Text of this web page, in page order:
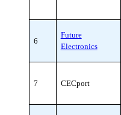
6
Future
Electronics
7 CECport